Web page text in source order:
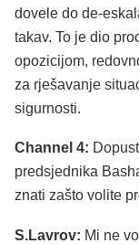
dovele do de-
takav. To je dio
opozicijom,
za rješavanje
sigurnosti.
Channel 4:
predsjednika
znati zašto volite
S.Lavrov: Mi ne